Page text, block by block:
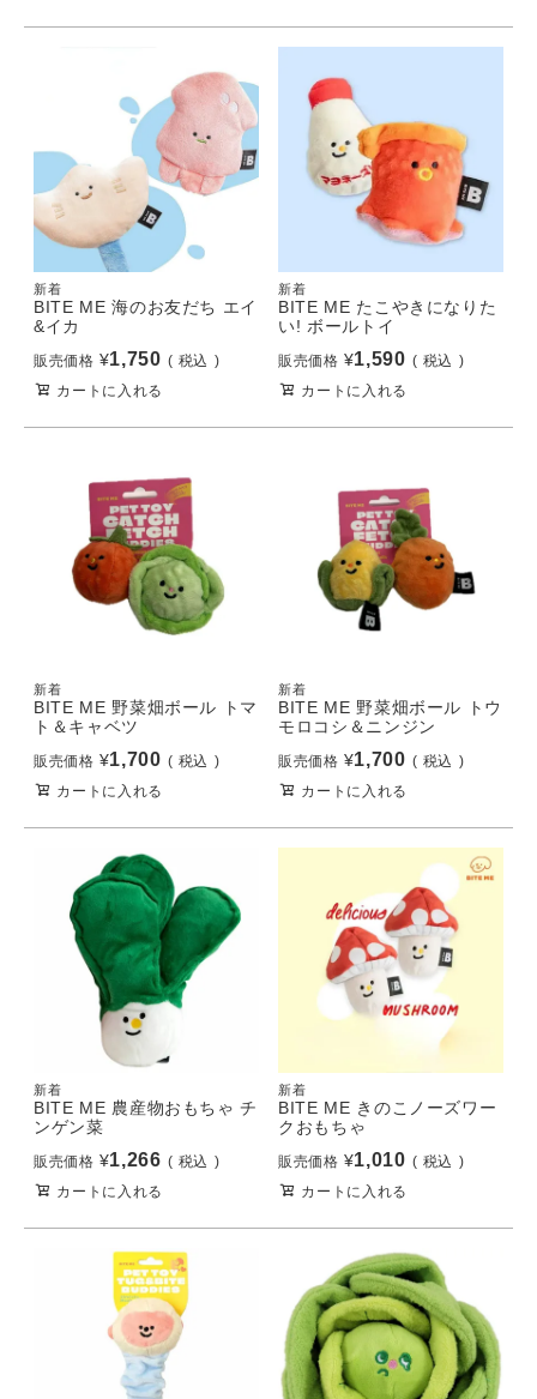
新着
BITE ME 海のお友だち エイ
&イカ
販売価格 ¥1,750
税込
カートに入れる
新着
BITE ME たこやきになりた
い! ボールトイ
販売価格 ¥1,590
税込
カートに入れる
新着
BITE ME 野菜畑ボール トマ
ト＆キャベツ
販売価格 ¥1,700
税込
カートに入れる
新着
BITE ME 野菜畑ボール トウ
モロコシ＆ニンジン
販売価格 ¥1,700
税込
カートに入れる
新着
BITE ME 農産物おもちゃ チ
ンゲン菜
販売価格 ¥1,266
税込
カートに入れる
新着
BITE ME きのこノーズワー
クおもちゃ
販売価格 ¥1,010
税込
カートに入れる